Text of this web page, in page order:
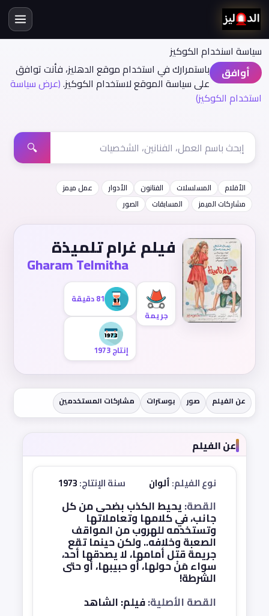
سياسة اسنخدام الكوكيز
أوافق
باستمرارك في استخدام موقع الدهليز، فأنت توافق
على سياسة الموقع لاستخدام الكوكيز.(عرض سياسة
استخدام الكوكيز)
🔍
الأفلام المسلسلات الفنانون الأدوار
عمل ميمز
مشاركات الميمز
المسابقات الصور
فيلم غرام تلميذة
Gharam Telmitha
جريمة
81 دقيقة
إنتاج 1973
عن الفيلم صور بوسترات مشاركات المستخدمين
عن الفيلم
نوع الفيلم:ألوان سنة الإنتاج:
القصة:يحيط الكذب بضحى من كل
جانب، في كلامها وتعاملاتها
وتستخدمه للهروب من المواقف
الصعبة وخلافه.. ولكن حينما تقع
جريمة قتل أمامها، لا يصدقها أحد،
سواء مَنْ حولها، أو حبيبها، أو حتى
الشرطة!
القصة الأصلية:فيلم: الشاهد